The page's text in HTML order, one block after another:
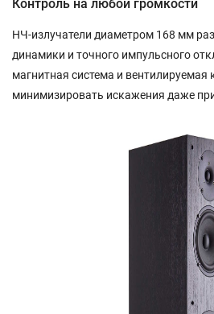
Контроль на любой громкости
НЧ-излучатели диаметром 168 мм
динамики и точного импульсного
магнитная система и
минимизировать искажения даже